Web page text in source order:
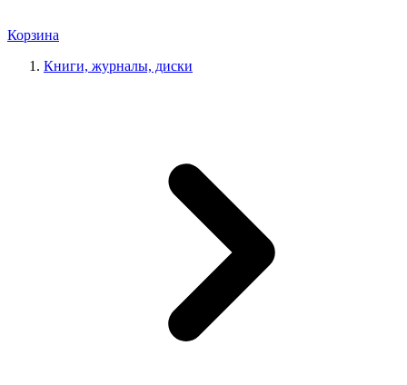
Корзина
Книги, журналы, диски